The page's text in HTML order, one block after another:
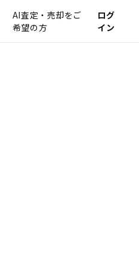
AI査定・売却をご
希望の方
ログ
イン